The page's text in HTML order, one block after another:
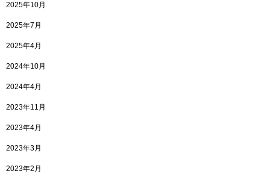
2025年10月
2025年7月
2025年4月
2024年10月
2024年4月
2023年11月
2023年4月
2023年3月
2023年2月